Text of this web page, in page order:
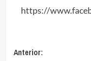
https://
Navegación
Anterior: